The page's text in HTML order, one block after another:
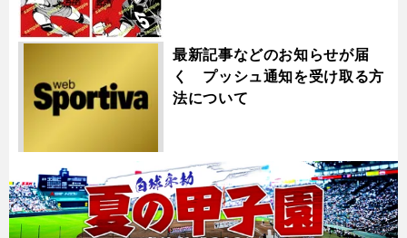
最新記事などのお知らせが届
く プッシュ通知を受け取る方
法について